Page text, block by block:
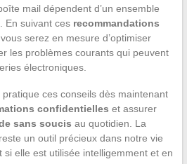
mail dépendent d’un ensemble
. En suivant ces recommandations
, vous serez en mesure d’optimiser
les problèmes courants qui peuvent
électroniques.
pratique ces conseils dès maintenant
confidentielles et assurer
sans soucis au quotidien. La
un outil précieux dans notre vie
si elle est utilisée intelligemment et en